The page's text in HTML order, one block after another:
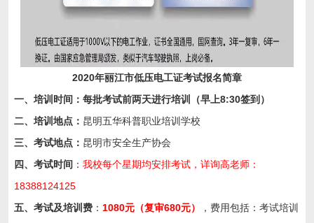
2020年丽江市低压电工证考试报名简章
一、培训时间：每批考试前两天进行培训（早上8:30签到）
二、培训地点 ： 昆明五华科普职业培训学校
三、考试地点： 昆明市安全生产协会
四、考试时间 ：我校每个星期均安排考试，详询高老师：
18388124125
五、考试及培训费 ： 1080元（复审680元）
，费用包括：考试培训